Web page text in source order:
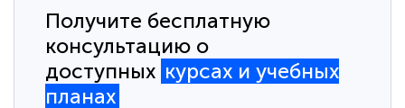
Получите бесплатную
консультацию о
доступных курсах и учебных
планах